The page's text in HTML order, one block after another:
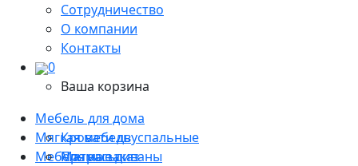
Сотрудничество
О компании
Контакты
0
Ваша корзина
Мебель для дома
Кровати двуспальные
Матрасы
Мягкая мебель
Прямые диваны
Мебель на заказ